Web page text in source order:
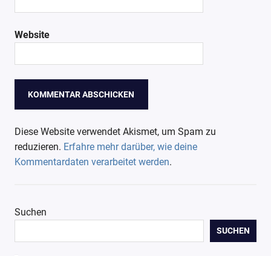
Website
Diese Website verwendet Akismet, um Spam zu
reduzieren. Erfahre mehr darüber, wie deine
Kommentardaten verarbeitet werden.
Suchen
SUCHEN